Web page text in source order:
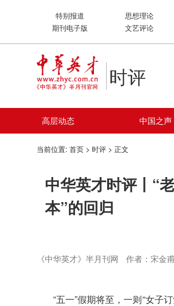
特别报道 思想理论
期刊电子版
文艺评论
时评
高层动态 中国之声
当前位置: 首页 > 时评 > 正文
中华英才时评丨“
本”的回归
《中华英才》半月刊网 作者：宋金
“五一”假期将至，一则“女子